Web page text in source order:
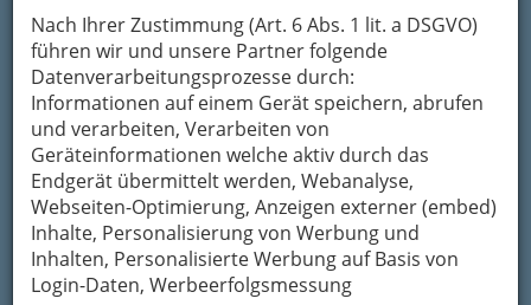
Nach Ihrer Zustimmung (Art. 6 Abs. 1 lit. a DSGVO)
führen wir und unsere Partner folgende
Datenverarbeitungsprozesse durch:
Informationen auf einem Gerät speichern, abrufen
und verarbeiten, Verarbeiten von
Geräteinformationen welche aktiv durch das
Endgerät übermittelt werden, Webanalyse,
Webseiten-Optimierung, Anzeigen externer (embed)
Inhalte, Personalisierung von Werbung und
Inhalten, Personalisierte Werbung auf Basis von
Login-Daten, Werbeerfolgsmessung
Kärntner Straße 410 /I, 8054 Graz
+43 316 823 475
+43 316 283 4754
+43 664 192 2327
Karte & Routenplaner
Eintrag ändern
Kategorien
Dr. Manfred Ollinger
Kaiserfeldgasse 1 /II, 8010 Graz